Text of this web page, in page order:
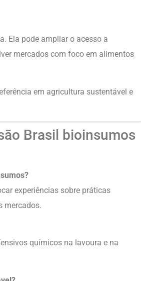
Ela pode ampliar o acesso a
mercados com foco em alimentos
em agricultura sustentável e
Brasil bioinsumos
experiências sobre práticas
mercados.
químicos na lavoura e na